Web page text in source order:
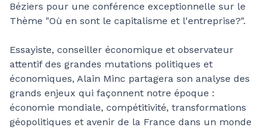
Béziers pour une conférence exceptionnelle sur le
Thème "Où en sont le capitalisme et l'entreprise?".
Essayiste, conseiller économique et observateur
attentif des grandes mutations politiques et
économiques, Alain Minc partagera son analyse des
grands enjeux qui façonnent notre époque :
économie mondiale, compétitivité, transformations
géopolitiques et avenir de la France dans un monde